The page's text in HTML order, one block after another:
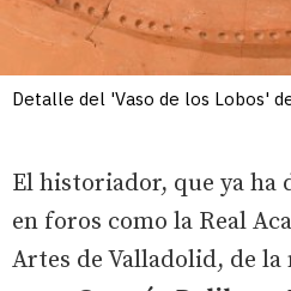
Detalle del 'Vaso de los Lobos'
El historiador, que ya ha
en foros como la Real
Artes de Valladolid, de la